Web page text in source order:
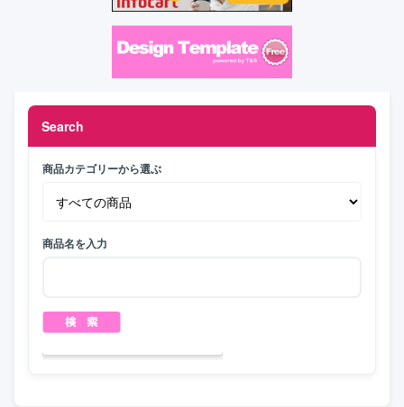
Search
商品カテゴリーから選ぶ
商品名を入力